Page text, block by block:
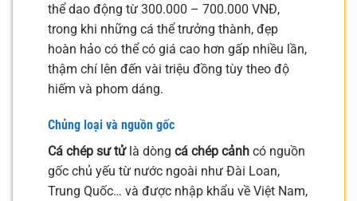
thể dao động từ 300.000 – 700.000 VNĐ,
trong khi những cá thể trưởng thành, đẹp
hoàn hảo có thể có giá cao hơn gấp nhiều lần,
thậm chí lên đến vài triệu đồng tùy theo độ
hiếm và phom dáng.
Chủng loại và nguồn gốc
Cá chép sư tửlà dòng cá chép cảnh có nguồn
gốc chủ yếu từ nước ngoài như Đài Loan,
Trung Quốc… và được nhập khẩu về Việt Nam,